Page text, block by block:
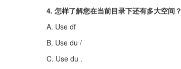
4. 怎样了解您在当前目录下还有多大空间？
A. Use df
B. Use du /
C. Use du .